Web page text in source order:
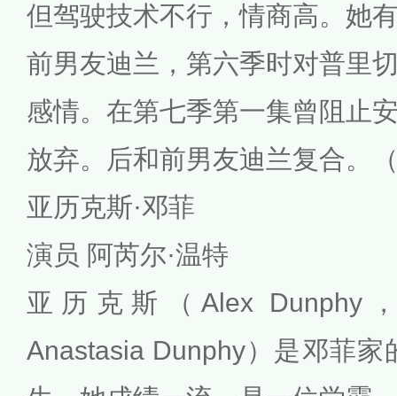
但驾驶技术不行，情商高。她
前男友迪兰，第六季时对普里
感情。在第七季第一集曾阻止
放弃。后和前男友迪兰复合。
亚历克斯·邓菲
演员 阿芮尔·温特
亚历克斯（Alex Dunphy
Anastasia Dunphy）是邓菲家